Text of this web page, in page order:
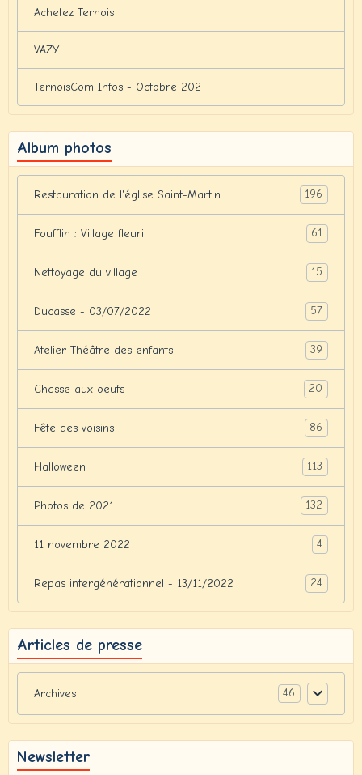
Achetez Ternois
VAZY
TernoisCom Infos - Octobre 202
Album photos
Restauration de l'église Saint-Martin 196
Foufflin : Village fleuri 61
Nettoyage du village 15
Ducasse - 03/07/2022 57
Atelier Théâtre des enfants 39
Chasse aux oeufs 20
Fête des voisins 86
Halloween 113
Photos de 2021 132
11 novembre 2022 4
Repas intergénérationnel - 13/11/2022 24
Articles de presse
Archives 46
Newsletter